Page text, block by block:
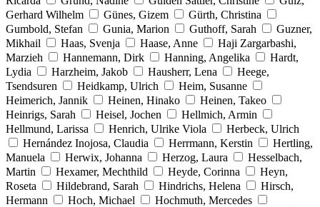
Gerhard Wilhelm
Günes, Gizem
Gürth, Christina
Gumbold, Stefan
Gunia, Marion Guthoff, Sarah
Guzner,
Mikhail
Haas, Svenja Haase, Anne
Haji Zargarbashi,
Marzieh
Hannemann, Dirk Hanning, Angelika
Hardt,
Lydia
Harzheim, Jakob Hausherr, Lena
Heege,
Tsendsuren
Heidkamp, Ulrich
Heim, Susanne
Heimerich, Jannik
Heinen, Hinako
Heinen, Takeo
Heinrigs, Sarah
Heisel, Jochen
Hellmich, Armin
Hellmund, Larissa
Henrich, Ulrike Viola
Herbeck, Ulrich
Hernández Inojosa, Claudia
Herrmann, Kerstin
Hertling,
Manuela
Herwix, Johanna Herzog, Laura
Hesselbach,
Martin
Hexamer, Mechthild Heyde, Corinna
Heyn,
Roseta
Hildebrand, Sarah Hindrichs, Helena
Hirsch,
Hermann
Hoch, Michael
Hochmuth, Mercedes